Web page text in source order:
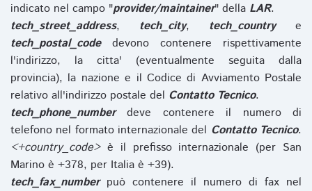
indicato nel campo "provider/maintainer" della LAR.
tech_street_address, tech_city, tech_countrye
tech_postal_codedevono contenere rispettivamente
l'indirizzo, la citta' (eventualmente seguita dalla
provincia), la nazione e il Codice di Avviamento Postale
relativo all'indirizzo postale del Contatto Tecnico.
tech_phone_numberdeve contenere il numero di
telefono nel formato internazionale del Contatto Tecnico.
<+country_code>è il prefisso internazionale (per San
Marino è +378, per Italia è +39).
tech_fax_numberpuò contenere il numero di fax nel